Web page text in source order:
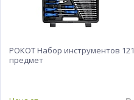
РОКОТ Набор инструментов 121
предмет